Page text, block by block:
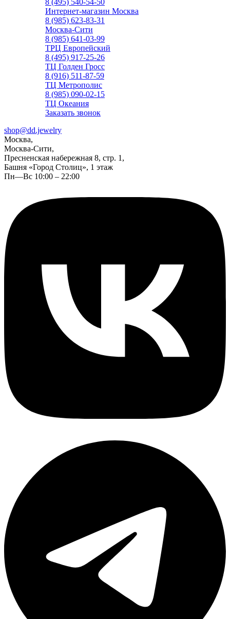
8 (495) 540-54-50
Интернет-магазин Москва
8 (985) 623-83-31
Москва-Сити
8 (985) 641-03-99
ТРЦ Европейский
8 (495) 917-25-26
ТЦ Голден Гросс
8 (916) 511-87-59
ТЦ Метрополис
8 (985) 090-02-15
ТЦ Океания
Заказать звонок
shop@dd.jewelry
Москва,
Москва-Сити,
Пресненская набережная 8, стр. 1,
Башня «Город Столиц», 1 этаж
Пн—Вс 10:00 – 22:00